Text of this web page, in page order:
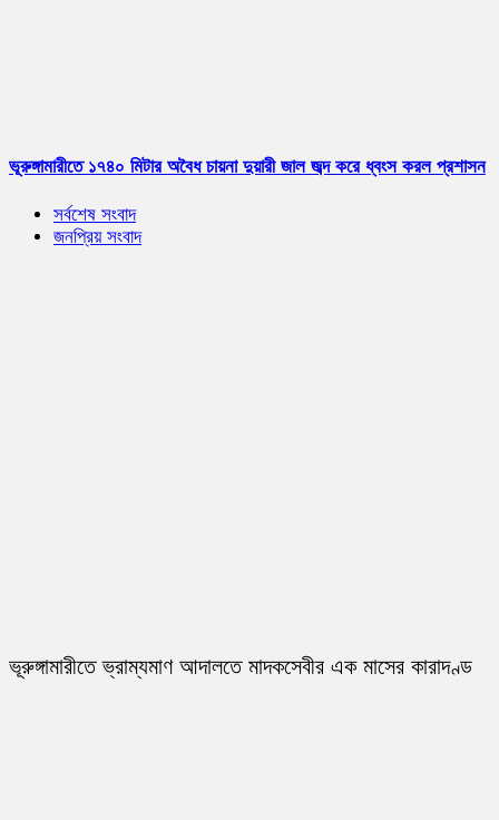
ভূরুঙ্গামারীতে ১৭৪০ মিটার অবৈধ চায়না দুয়ারী জাল জব্দ করে ধ্বংস করল প্রশাসন
সর্বশেষ সংবাদ
জনপ্রিয় সংবাদ
ভূরুঙ্গামারীতে ভ্রাম্যমাণ আদালতে মাদকসেবীর এক মাসের কারাদণ্ড